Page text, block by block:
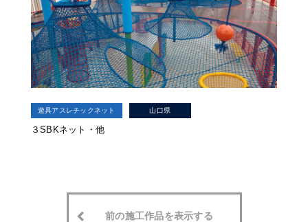
遊具アスレチックネット 山口県
３SBKネット・他
前の施工作品を表示する